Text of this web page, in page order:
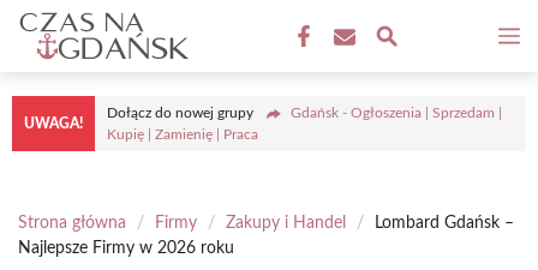
Przejdź
treści
UWAGA!
Dołącz do nowej grupy
Gdańsk - Ogłoszenia | Sprzedam |
Kupię | Zamienię | Praca
Strona główna / Firmy / Zakupy i Handel /
Lombard Gdańsk –
Najlepsze Firmy w 2026 roku